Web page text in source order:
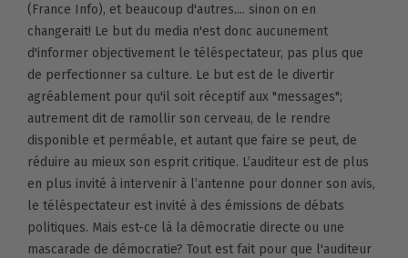
(France Info), et beaucoup d'autres.... sinon on en
changerait! Le but du media n'est donc aucunement
d'informer objectivement le téléspectateur, pas plus que
de perfectionner sa culture. Le but est de le divertir
agréablement pour qu'il soit réceptif aux "messages";
autrement dit de ramollir son cerveau, de le rendre
disponible et perméable, et autant que faire se peut, de
réduire au mieux son esprit critique. L’auditeur est de plus
en plus invité à intervenir à l’antenne pour donner son avis,
le téléspectateur est invité à des émissions de débats
politiques. Mais est-ce là la démocratie directe ou une
mascarade de démocratie? Tout est fait pour que l'auditeur